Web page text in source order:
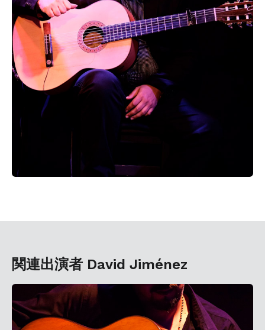
関連出演者 David Jiménez